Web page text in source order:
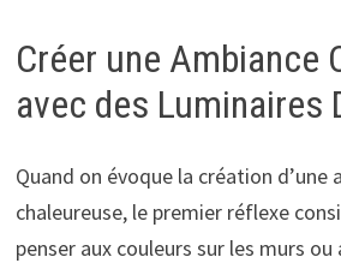
Créer une Ambiance
avec des Luminaires
Quand on évoque la création d’une
chaleureuse, le premier réflexe
penser aux couleurs sur les murs